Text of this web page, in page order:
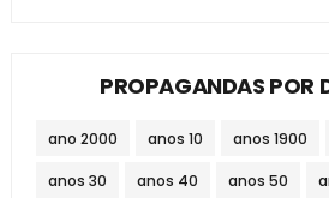
PROPAGANDAS POR
ano 2000 anos 10 anos 1900
anos 30 anos 40 anos 50